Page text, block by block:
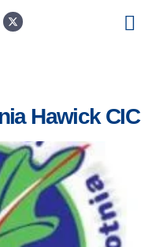
Hawick CIC